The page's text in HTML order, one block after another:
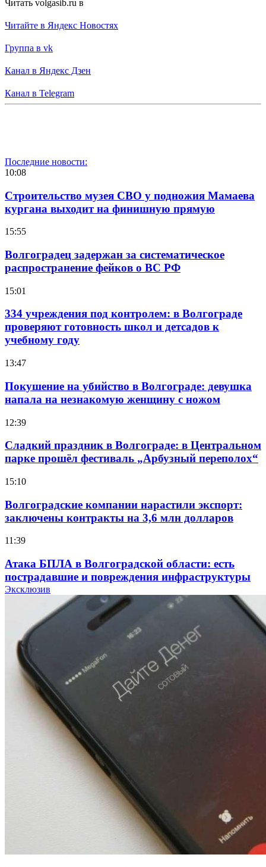
Читать volgasib.ru в
Читайте в Яндекс Новостях
Группа в vk
Канал в Яндекс Дзен
Канал в Telegram
Последние новости:
10:08
Строительство музея СВО у подножия Мамаева
кургана выходит на финишную прямую
15:55
Волгоградец задержан за систематическое
распространение фейков о ВС РФ
15:01
334 учреждения под контролем: в Волгограде
проверяют готовность школ и детсадов к
учебному году
13:47
Покушение на убийство в Волгограде: девушка
напала на незнакомую женщину с ножом
12:39
Сладкий праздник в Волгограде: в Центральном
парке прошёл фестиваль „Арбузный переполох“
15:10
Волгоградские компании нарастили экспорт:
заключены контракты на 3,6 млн долларов
11:39
Атака БПЛА в Волгоградской области: есть
пострадавшие и повреждения инфраструктуры
Волгоградские вузы в топе зарплатного
рейтинга: ВолгГТУ и ВолгГМУ вошли в топ‑15
для химической отрасли и фармацевтики
18:39
В Красноармейском районе Волгограда стартует
конкурс на ремонт моста через Волго‑Донской
судоходный канал
Фестиваль #ТриЧетыре в Волгограде пройдёт
11–13 сентября в рамках Года единства народов
Эксклюзив